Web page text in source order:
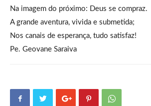
Na imagem do próximo: Deus se compraz.
A grande aventura, vivida e submetida;
Nos canais de esperança, tudo satisfaz!
Pe. Geovane Saraiva